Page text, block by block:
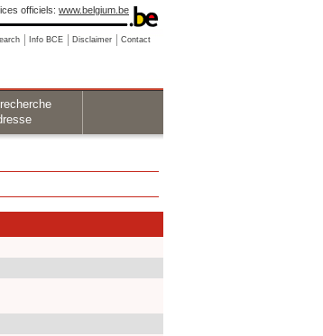
officiels: www.belgium.be
Info BCE Disclaimer Contact